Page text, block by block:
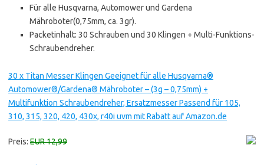
Für alle Husqvarna, Automower und Gardena
Mähroboter(0,75mm, ca. 3gr).
Packetinhalt: 30 Schrauben und 30 Klingen + Multi-Funktions-
Schraubendreher.
30 x Titan Messer Klingen Geeignet für alle Husqvarna®
Automower®/Gardena® Mähroboter – (3g – 0,75mm) +
Multifunktion Schraubendreher, Ersatzmesser Passend für 105,
310, 315, 320, 420, 430x, r40i uvm mit Rabatt auf Amazon.de
Preis: EUR 12,99